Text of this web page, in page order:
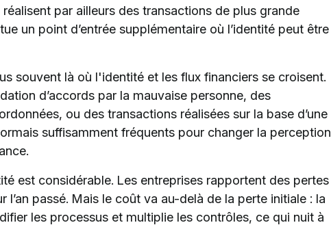
par ailleurs des transactions de plus grande
un point d’entrée supplémentaire où l’identité peut être
souvent là où l'identité et les flux financiers se croisent.
d’accords par la mauvaise personne, des
ou des transactions réalisées sur la base d’une
suffisamment fréquents pour changer la perception
est considérable. Les entreprises rapportent des pertes
passé. Mais le coût va au-delà de la perte initiale : la
les processus et multiplie les contrôles, ce qui nuit à